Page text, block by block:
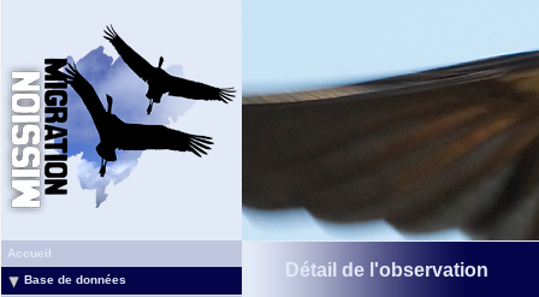
Accueil
Base de données
Détail de l'observation